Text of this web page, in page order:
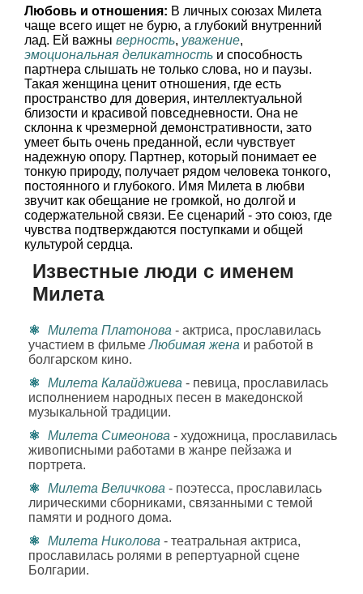
Любовь и отношения: В личных союзах Милета
чаще всего ищет не бурю, а глубокий внутренний
лад. Ей важны верность, уважение,
эмоциональная деликатность и способность
партнера слышать не только слова, но и паузы.
Такая женщина ценит отношения, где есть
пространство для доверия, интеллектуальной
близости и красивой повседневности. Она не
склонна к чрезмерной демонстративности, зато
умеет быть очень преданной, если чувствует
надежную опору. Партнер, который понимает ее
тонкую природу, получает рядом человека тонкого,
постоянного и глубокого. Имя Милета в любви
звучит как обещание не громкой, но долгой и
содержательной связи. Ее сценарий - это союз, где
чувства подтверждаются поступками и общей
культурой сердца.
Известные люди с именем
Милета
Милета Платонова - актриса, прославилась
участием в фильмеЛюбимая жена и работой в
болгарском кино.
Милета Калайджиева - певица, прославилась
исполнением народных песен в македонской
музыкальной традиции.
Милета Симеонова - художница, прославилась
живописными работами в жанре пейзажа и
портрета.
Милета Величкова - поэтесса, прославилась
лирическими сборниками, связанными с темой
памяти и родного дома.
Милета Николова - театральная актриса,
прославилась ролями в репертуарной сцене
Болгарии.